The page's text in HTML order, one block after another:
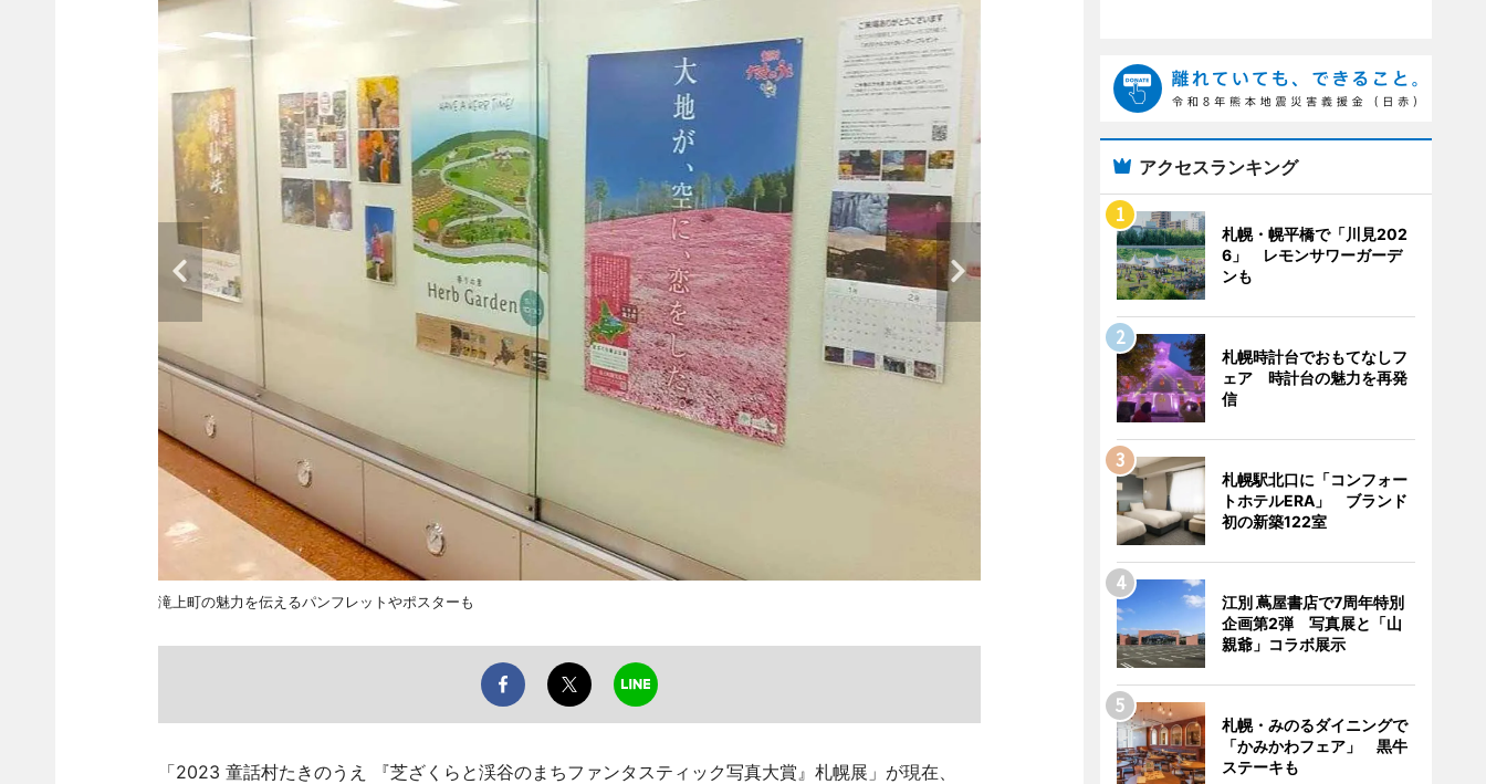
滝上町の魅力を伝えるパンフレットやポスターも
「2023 童話村たきのうえ 『芝ざくらと渓谷のまちファンタスティック写真大賞』札幌展」が現在、
アクセスランキング
札幌・幌平橋で「川見202
6」 レモンサワーガーデ
ンも
札幌時計台でおもてなしフ
ェア 時計台の魅力を再発
信
札幌駅北口に「コンフォー
トホテルERA」 ブランド
初の新築122室
江別 蔦屋書店で7周年特別
企画第2弾 写真展と「山
親爺」コラボ展示
札幌・みのるダイニングで
「かみかわフェア」 黒牛
ステーキも